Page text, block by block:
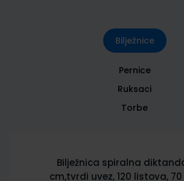
Bilježnice
Pernice
Ruksaci
Torbe
Bilježnica spiralna
cm,tvrdi uvez, 120 listova,